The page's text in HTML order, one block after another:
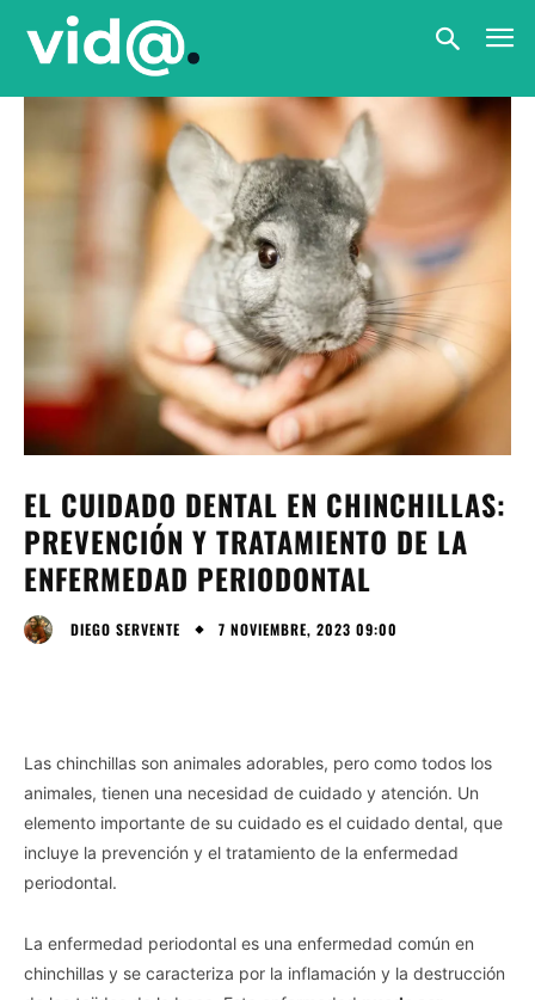
EL CUIDADO DENTAL EN CHINCHILLAS:
PREVENCIÓN Y TRATAMIENTO DE LA
ENFERMEDAD PERIODONTAL
DIEGO SERVENTE 7 NOVIEMBRE, 2023 09:00
Las chinchillas son animales adorables, pero como todos los
animales, tienen una necesidad de cuidado y atención. Un
elemento importante de su cuidado es el cuidado dental, que
incluye la prevención y el tratamiento de la enfermedad
periodontal.
La enfermedad periodontal es una enfermedad común en
chinchillas y se caracteriza por la inflamación y la destrucción